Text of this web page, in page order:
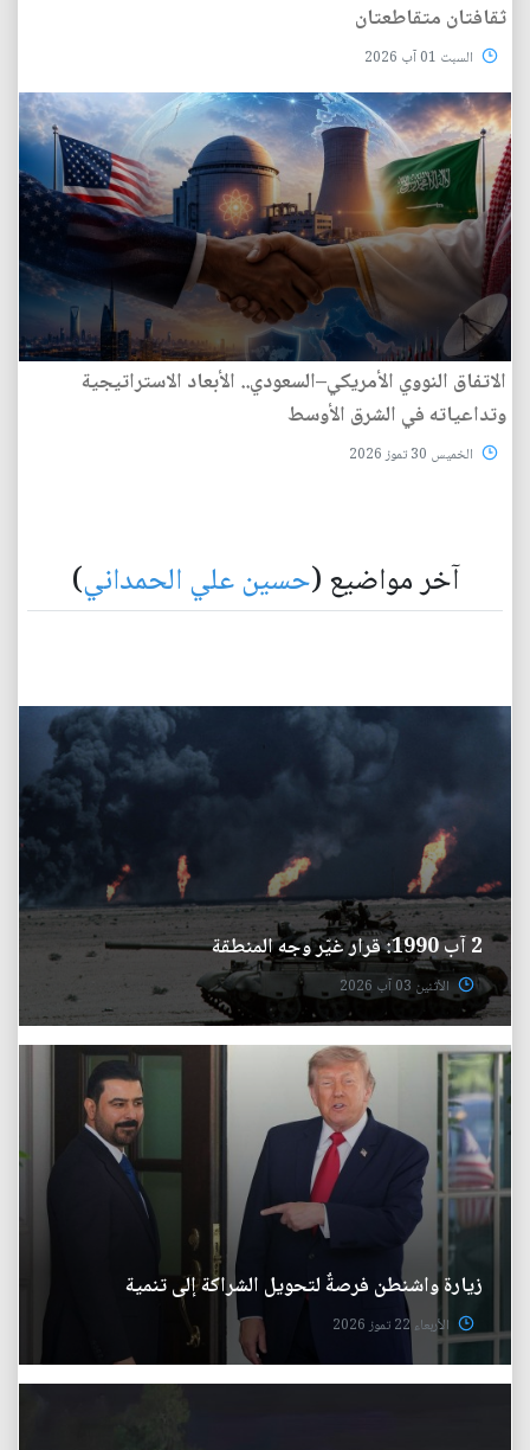
ثقافتان متقاطعتان
السبت 01 آب 2026
الاتفاق النووي الأمريكي–السعودي.. الأبعاد الاستراتيجية
وتداعياته في الشرق الأوسط
الخميس 30 تموز 2026
آخر مواضيع (حسين علي الحمداني)
2 آب 1990: قرار غيّر وجه المنطقة
الأثنين 03 آب 2026
زيارة واشنطن فرصةٌ لتحويل الشراكة إلى تنمية
الأربعاء 22 تموز 2026